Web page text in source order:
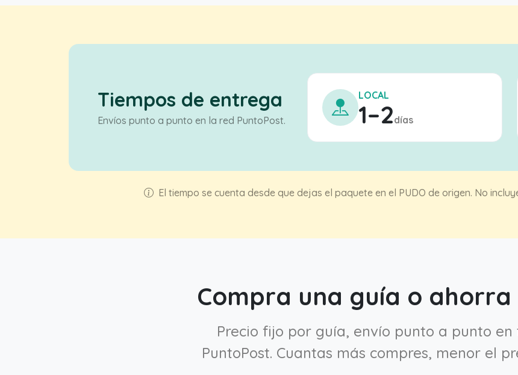
Tiempos de entrega
Envíos punto a punto en la red PuntoPost.
LOCAL
1–2días
El tiempo se cuenta desde que dejas el paquete en el PUDO de origen. No
Compra una guía o
Precio fijo por guía, envío punto a punto
PuntoPost. Cuantas más compres, menor el